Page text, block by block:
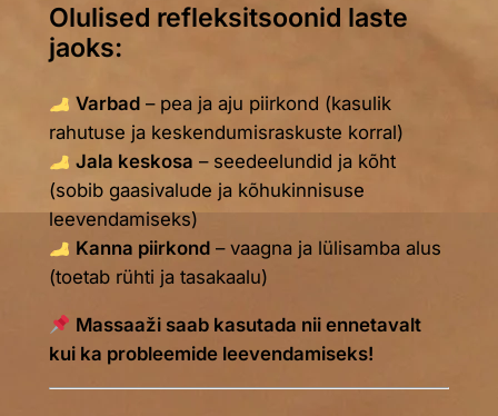
Olulised refleksitsoonid laste
jaoks:
Varbad– pea ja aju piirkond (kasulik
rahutuse ja keskendumisraskuste korral)
Jala keskosa – seedeelundid ja kõht
(sobib gaasivalude ja kõhukinnisuse
leevendamiseks)
Kanna piirkond– vaagna ja lülisamba alus
(toetab rühti ja tasakaalu)
Massaaži saab kasutada nii ennetavalt
kui ka probleemide leevendamiseks!